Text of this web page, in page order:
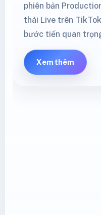
phiên bản
thái Live trên
bước tiến quan
Xem thêm